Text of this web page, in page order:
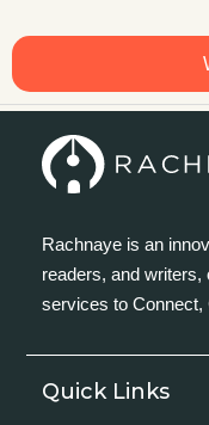
Rachnaye is an
readers, and writers,
services to Connect,
Quick Links